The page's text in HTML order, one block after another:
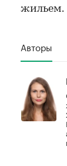
жильем.
Авторы